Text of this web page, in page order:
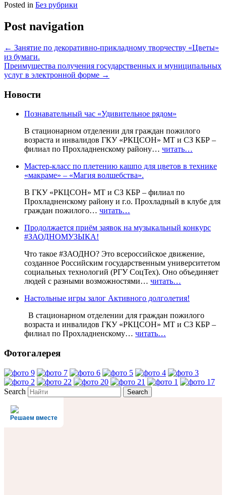
Posted in Без рубрики
Post navigation
← Занятие по декоративно-прикладному творчеству «Цветы»
из бумаги.
Преимущества получения государственных и муниципальных
услуг в электронной форме →
Новости
Познавательный час «Удивительное рядом»
В стационарном отделении для граждан пожилого
возраста и инвалидов ГКУ «РКЦСОН» МТ и СЗ КБР –
филиал по Прохладненскому району… читать…
Мастер-класс по плетению кашпо для цветов в технике
«макраме» – «Магия волшебства».
В ГКУ «РКЦСОН» МТ и СЗ КБР – филиал по
Прохладненскому району и г.о. Прохладный в клубе для
граждан пожилого… читать…
Продолжается приём заявок на музыкальный конкурс
#ЗАОДНОМУЗЫКА!
Что такое #ЗАОДНО? Это всероссийское движение,
созданное Российским государственным университетом
социальных технологий (РГУ СоцТех). Оно объединяет
людей с разными возможностями… читать…
Настольные игры залог Активного долголетия!
В стационарном отделении для граждан пожилого
возраста и инвалидов ГКУ «РКЦСОН» МТ и СЗ КБР –
филиал по Прохладненскому… читать…
Фотогалерея
Search
Решаем вместе